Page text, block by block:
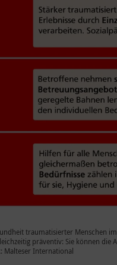
traumatisierter Menschen
präventiv: Sie können
Malteser International